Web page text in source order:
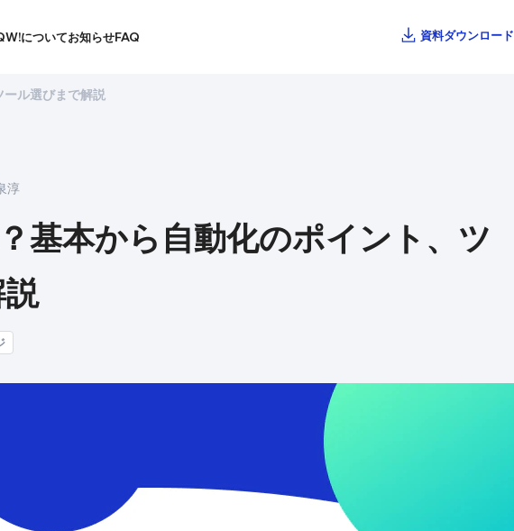
についてお知らせFAQ 資料ダウンロード
ル選びまで解説
淳
基本から自動化のポイント、ツ